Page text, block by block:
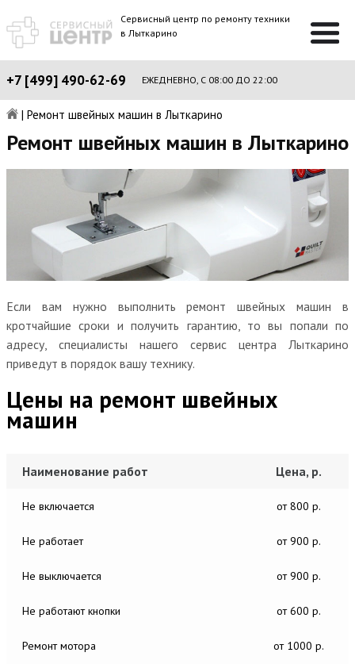
Сервисный центр по ремонту техники
в Лыткарино
+7 [499] 490-62-69 ЕЖЕДНЕВНО, С 08:00 ДО 22:00
| Ремонт швейных машин в Лыткарино
Ремонт швейных машин в Лыткарино
Если вам нужно выполнить ремонт швейных машин в
кротчайшие сроки и получить гарантию, то вы попали по
адресу, специалисты нашего сервис центра Лыткарино
приведут в порядок вашу технику.
Цены на ремонт швейных
машин
Наименование работ Цена, р.
Не включается от 800 р.
Не работает от 900 р.
Не выключается от 900 р.
Не работают кнопки от 600 р.
Ремонт мотора от 1000 р.